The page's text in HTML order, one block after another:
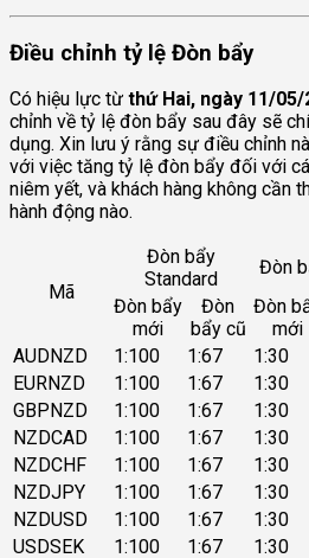
Điều chỉnh tỷ lệ Đòn bẩy
Có hiệu lực từ thứ Hai, ngày 11/05/
chỉnh về tỷ lệ đòn bẩy sau đây sẽ
dụng. Xin lưu ý rằng sự điều chỉnh
với việc tăng tỷ lệ đòn bẩy đối với
niêm yết, và khách hàng không cần
hành động nào.
Mã
Đòn bẩy
Standard
Đòn
Đòn bẩy
mới
Đòn
bẩy cũ
Đòn
mới
AUDNZD
1:100 1:67 1:30
EURNZD
1:100 1:67 1:30
GBPNZD
1:100 1:67 1:30
NZDCAD
1:100 1:67 1:30
NZDCHF
1:100 1:67 1:30
NZDJPY
1:100 1:67 1:30
NZDUSD
1:100 1:67 1:30
USDSEK
1:100 1:67 1:30